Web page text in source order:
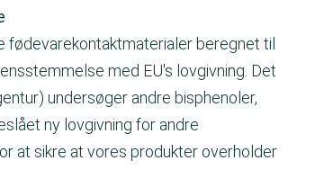
fødevarekontaktmaterialer beregnet til
med EU's lovgivning. Det
undersøger andre bisphenoler,
ny lovgivning for andre
at sikre at vores produkter overholder